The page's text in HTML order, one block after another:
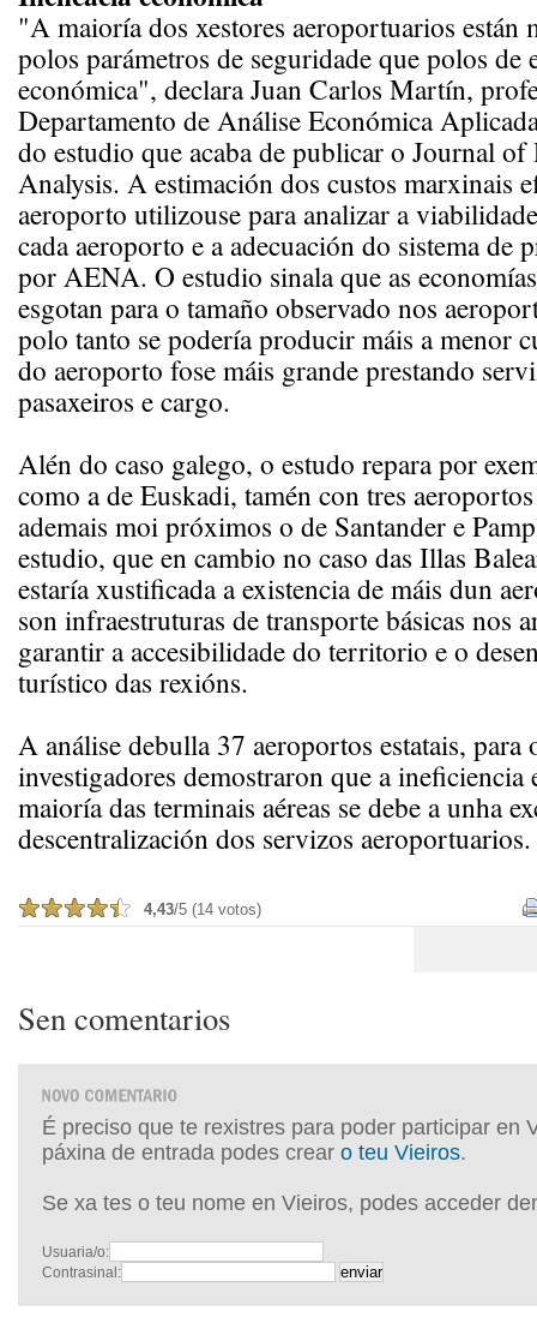
"A maioría dos xestores aeroportuarios están
polos parámetros de seguridade que polos de
económica", declara Juan Carlos Martín,
Departamento de Análise Económica
do estudio que acaba de publicar o Journal
Analysis. A estimación dos custos marxinais
aeroporto utilizouse para analizar a
cada aeroporto e a adecuación do sistema de
por AENA. O estudio sinala que as
esgotan para o tamaño observado nos
polo tanto se podería producir máis a menor
do aeroporto fose máis grande prestando
pasaxeiros e cargo.
Alén do caso galego, o estudo repara por
como a de Euskadi, tamén con tres
ademais moi próximos o de Santander e
estudio, que en cambio no caso das Illas
estaría xustificada a existencia de máis dun
son infraestruturas de transporte básicas nos
garantir a accesibilidade do territorio e o
turístico das rexións.
A análise debulla 37 aeroportos estatais, para
investigadores demostraron que a ineficiencia
maioría das terminais aéreas se debe a unha
descentralización dos servizos aeroportuarios.
4,43/5 (14 votos)
Sen comentarios
É preciso que te rexistres para poder participar en
páxina de entrada podes crear o teu Vieiros.
Se xa tes o teu nome en Vieiros, podes acceder
Usuaria/o:
Contrasinal: